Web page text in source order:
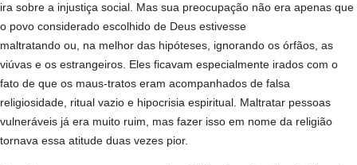
ira sobre a injustiça social. Mas sua preocupação não era apenas que
o povo considerado escolhido de Deus estivesse
maltratando ou, na melhor das hipóteses, ignorando os órfãos, as
viúvas e os estrangeiros. Eles ficavam especialmente irados com o
fato de que os maus-tratos eram acompanhados de falsa
religiosidade, ritual vazio e hipocrisia espiritual. Maltratar pessoas
vulneráveis já era muito ruim, mas fazer isso em nome da religião
tornava essa atitude duas vezes pior.